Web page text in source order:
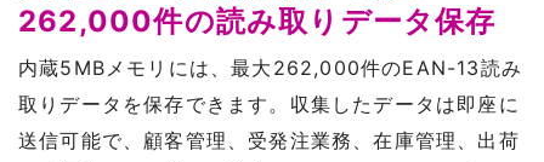
262,000件の読み取りデータ保存
内蔵5MBメモリには、最大262,000件のEAN-13読み
取りデータを保存できます。収集したデータは即座に
送信可能で、顧客管理、受発注業務、在庫管理、出荷